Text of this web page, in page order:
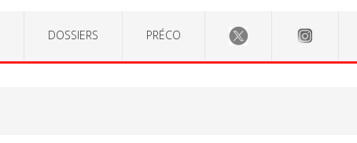
DOSSIERS PRÉCO